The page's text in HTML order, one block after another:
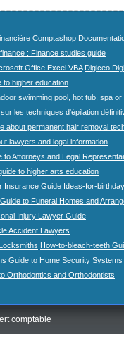
Comptashop
: Finance studies guide
Office Excel VBA Digiceo
to higher education
swimming pool, hot tub, spa
les techniques d'épilation
about permanent hair removal
lawyers and legal information
to Attorneys and Legal
to higher arts education
Insurance Guide Ideas-for-
to Funeral Homes and
Injury Lawyer Guide
Accident Lawyers
How-to-bleach-teeth
Guide to Home Security Systems
Orthodontics and Orthodontists
comptable